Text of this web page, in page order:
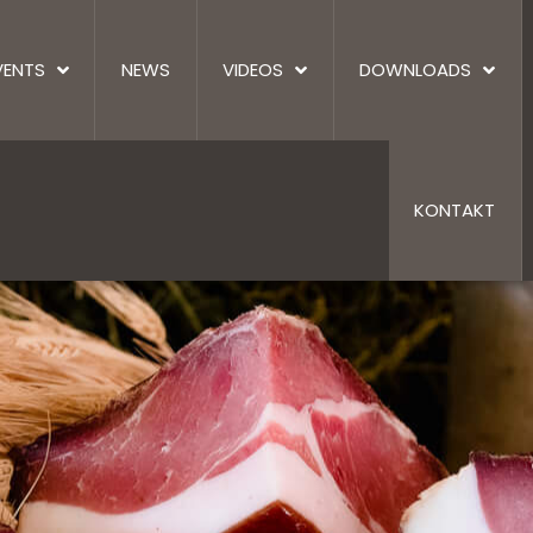
NEWS VIDEOS DOWNLOADS
KONTAKT